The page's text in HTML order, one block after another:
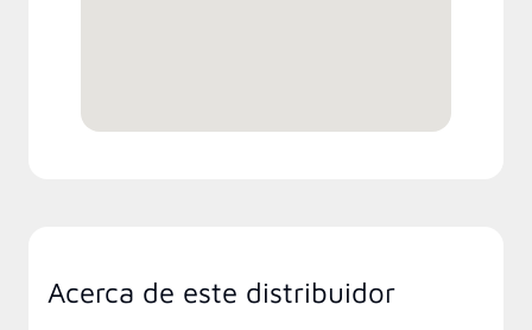
Acerca de este distribuidor